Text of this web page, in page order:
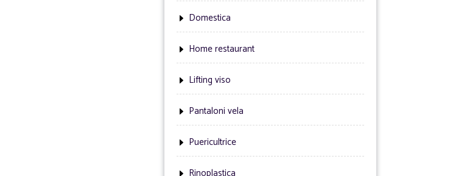
Domestica
Home restaurant
Lifting viso
Pantaloni vela
Puericultrice